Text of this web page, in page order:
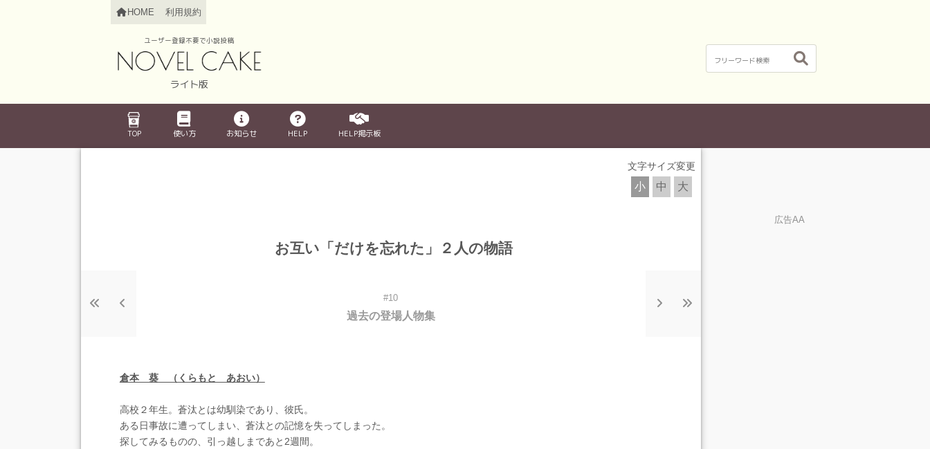
HOME 利用規約
ユーザー登録不要で小説投稿
ライト版
TOP 使い方 お知らせ HELP HELP掲示板
文字サイズ変更
小 中 大
お互い「だけを忘れた」２人の物語
#10
過去の登場人物集
倉本 葵 （くらもと あおい）
高校２年生。蒼汰とは幼馴染であり、彼氏。
ある日事故に遭ってしまい、蒼汰との記憶を失ってしまった。
探してみるものの、引っ越しまであと2週間。
広告AA